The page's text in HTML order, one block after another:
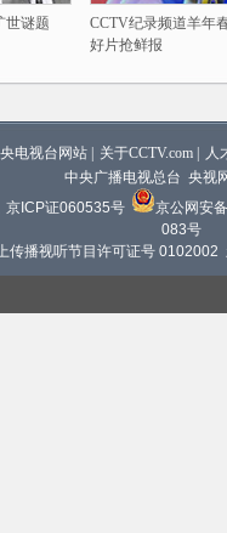
世谜题
CCTV纪录频道羊年
好片抢鲜报
电视台网站 关于CCTV.com
人
中央广播电视总台 央视
京ICP证060535号
京公网安
083号
传播视听节目许可证号